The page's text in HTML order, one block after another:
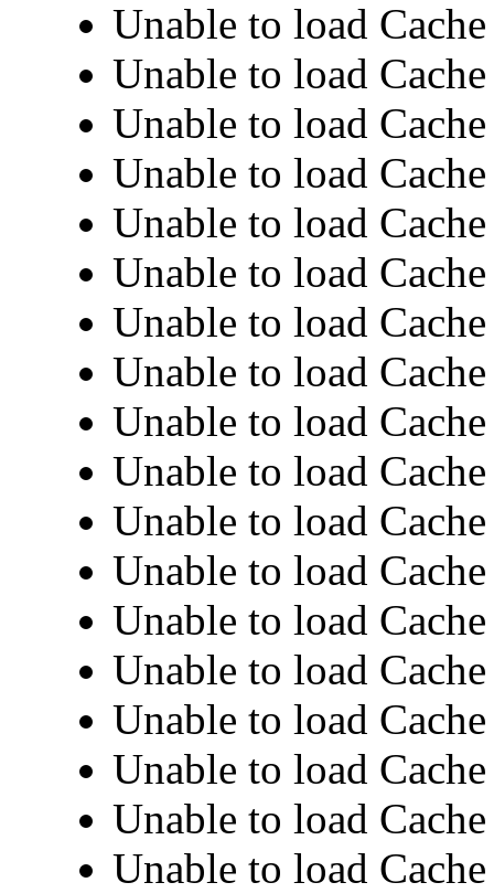
Unable to load
Unable to load
Unable to load
Unable to load
Unable to load
Unable to load
Unable to load
Unable to load
Unable to load
Unable to load
Unable to load
Unable to load
Unable to load
Unable to load
Unable to load
Unable to load
Unable to load
Unable to load